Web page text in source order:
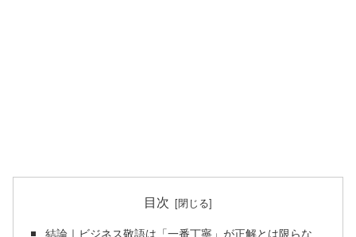
目次
結論｜ビジネス敬語は「一番丁寧」が正解とは限らな